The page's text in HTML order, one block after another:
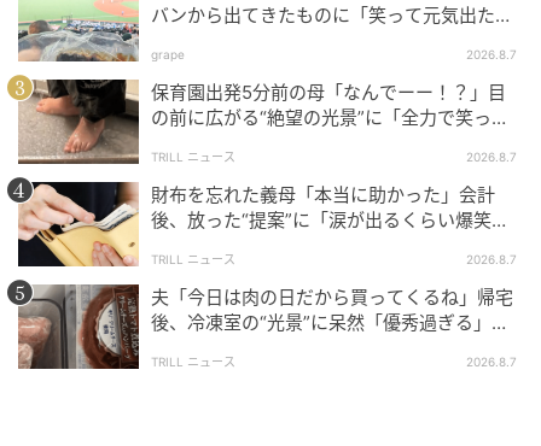
30年前に観光地の占い機でもらった数字で、
宝くじ100万ドル当選
の記事をもっとみる
バンから出てきたものに「笑って元気出た」
grape 2026.8.7
保育園出発5分前の母「なんでーー！？」目
の前に広がる“絶望の光景”に「全力で笑っ
TRILL ニュース 2026.8.7
財布を忘れた義母「本当に助かった」会計
後、放った“提案”に「涙が出るくらい爆笑」
TRILL ニュース 2026.8.7
夫「今日は肉の日だから買ってくるね」帰宅
後、冷凍室の“光景”に呆然「優秀過ぎる」
TRILL ニュース 2026.8.7